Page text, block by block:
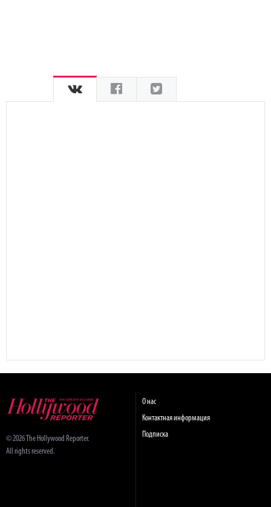
© 2026 The Hollywood Reporter.
All rights reserved.
О нас
Контактная информация
Подписка